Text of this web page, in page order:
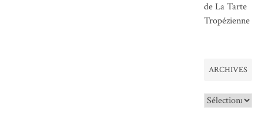
de La Tarte
Tropézienne
ARCHIVES
Archives